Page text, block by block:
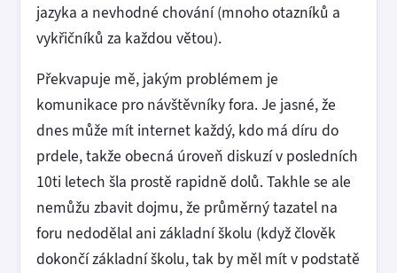
jazyka a nevhodné chování (mnoho otazníků a
vykřičníků za každou větou).
Překvapuje mě, jakým problémem je
komunikace pro návštěvníky fora. Je jasné, že
dnes může mít internet každý, kdo má díru do
prdele, takže obecná úroveň diskuzí v posledních
10ti letech šla prostě rapidně dolů. Takhle se ale
nemůžu zbavit dojmu, že průměrný tazatel na
foru nedodělal ani základní školu (když člověk
dokončí základní školu, tak by měl mít v podstatě